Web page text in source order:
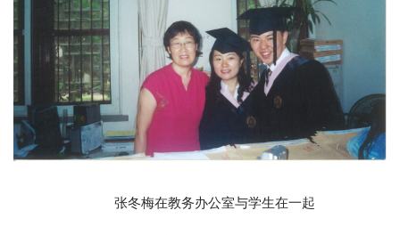
张冬梅在教务办公室与学生在一起